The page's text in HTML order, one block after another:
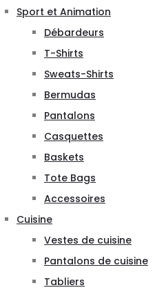
Sport et Animation
Débardeurs
T-Shirts
Sweats-Shirts
Bermudas
Pantalons
Casquettes
Baskets
Tote Bags
Accessoires
Cuisine
Vestes de cuisine
Pantalons de cuisine
Tabliers